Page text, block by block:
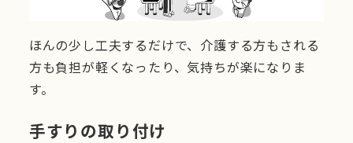
ほんの少し工夫するだけで、介護する方もされる
方も負担が軽くなったり、気持ちが楽になりま
す。
手すりの取り付け